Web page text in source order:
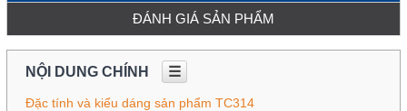
ĐÁNH GIÁ SẢN PHẨM
NỘI DUNG CHÍNH ☰
Đặc tính và kiểu dáng sản phẩm TC314